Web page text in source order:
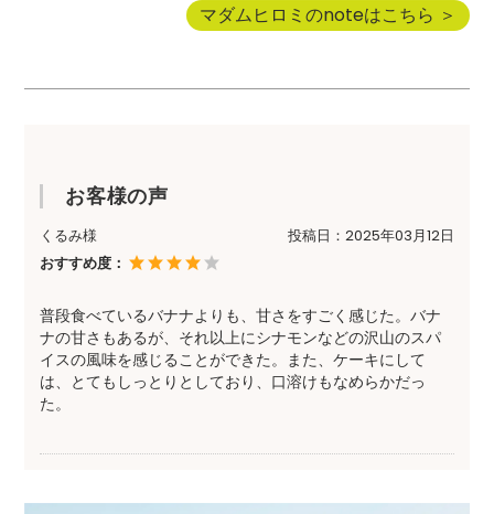
マダムヒロミのnoteはこちら ＞
お客様の声
くるみ様 投稿日： 2025年03月12日
おすすめ度：
普段食べているバナナよりも、甘さをすごく感じた。バナ
ナの甘さもあるが、それ以上にシナモンなどの沢山のスパ
イスの風味を感じることができた。また、ケーキにして
は、とてもしっとりとしており、口溶けもなめらかだっ
た。